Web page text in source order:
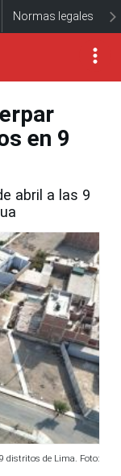
Normas legales
en 9
abril a las 9
distritos de Lima. Foto: